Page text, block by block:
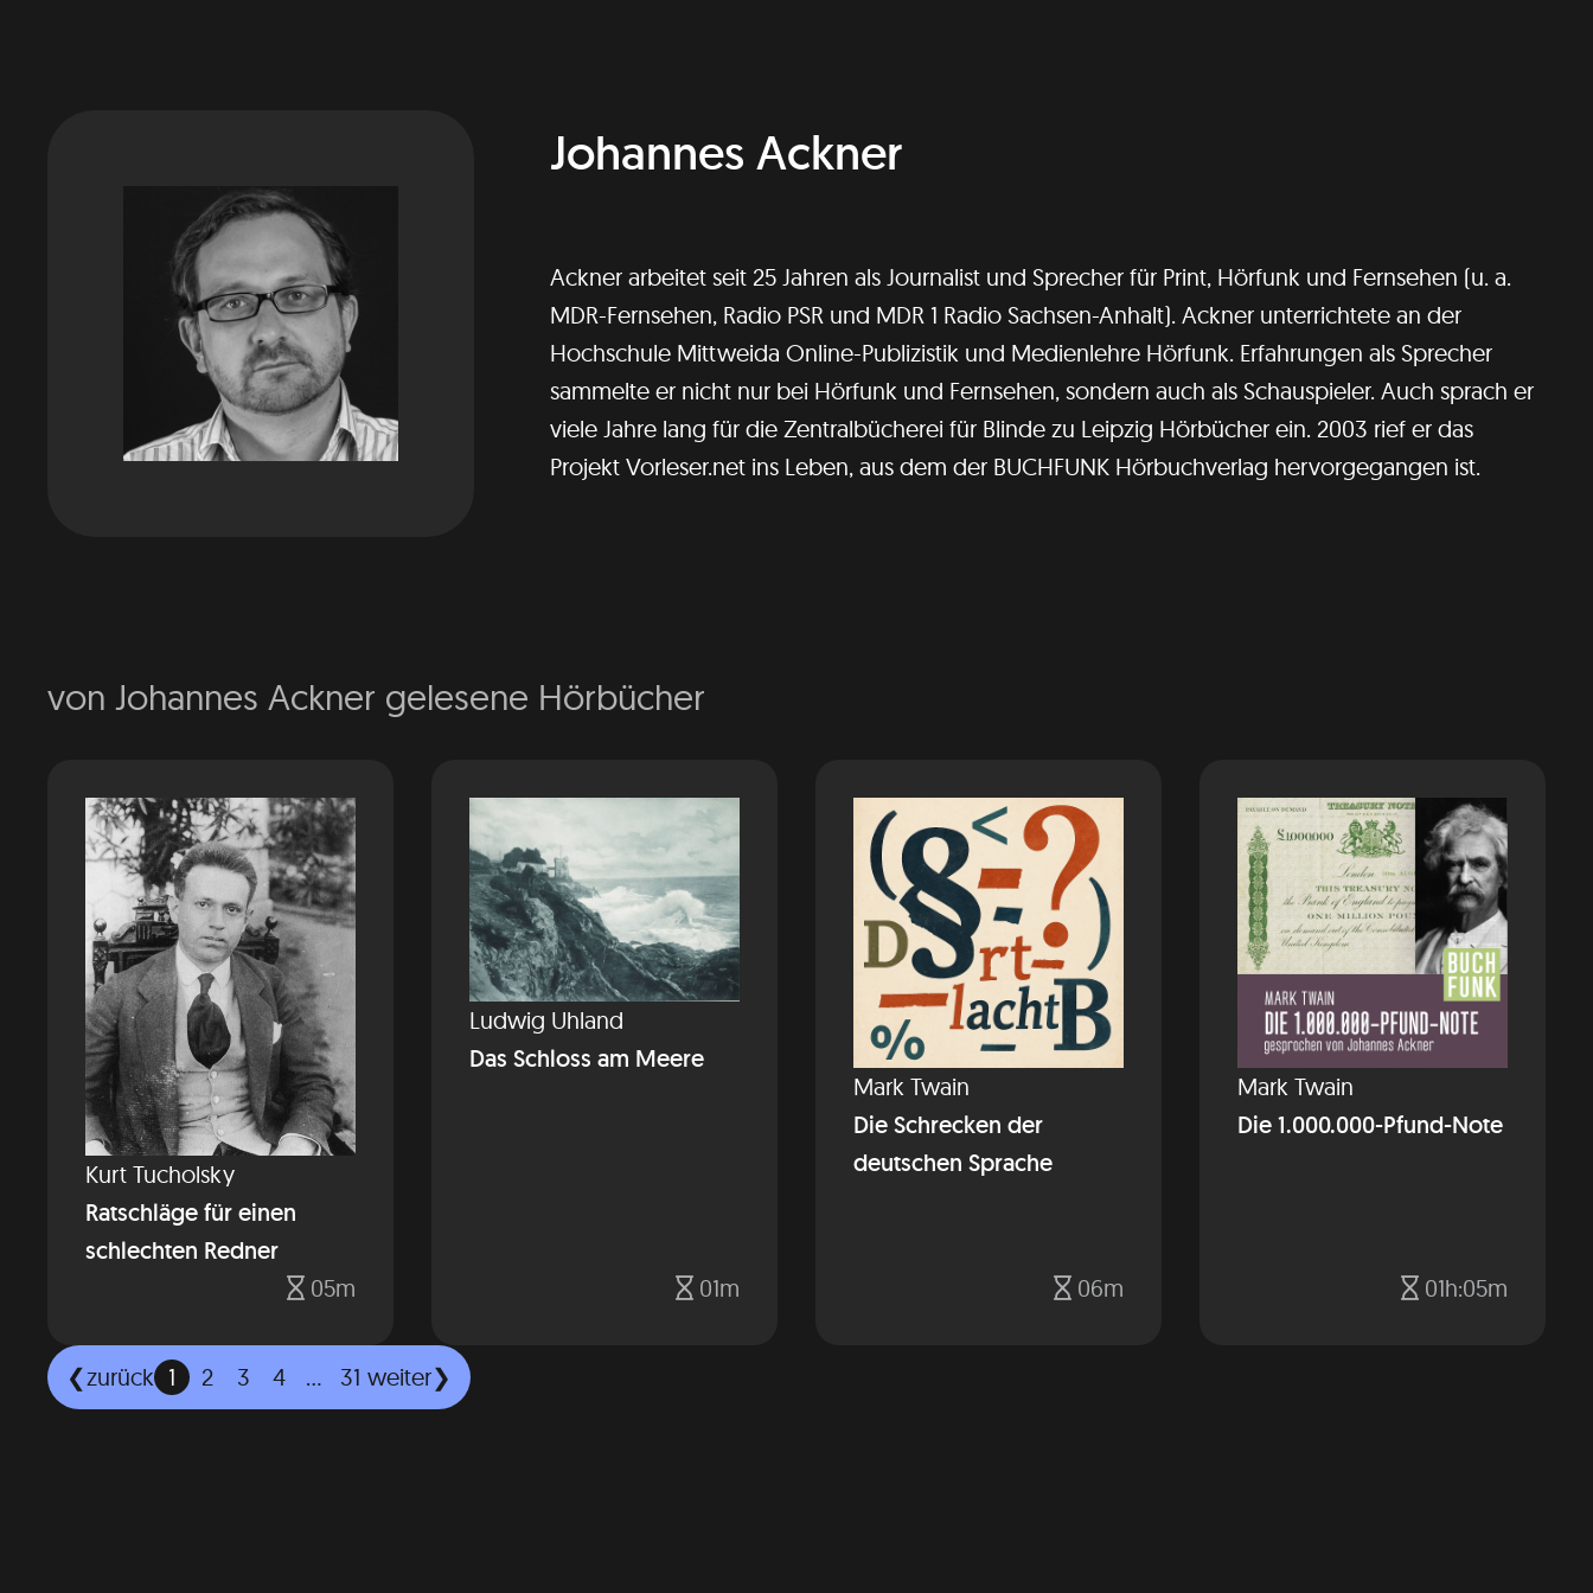
Johannes Ackner
Ackner arbeitet seit 25 Jahren als Journalist und Sprecher für Print, Hörfunk und Fernsehen (u. a.
MDR-Fernsehen, Radio PSR und MDR 1 Radio Sachsen-Anhalt). Ackner unterrichtete an der
Hochschule Mittweida Online-Publizistik und Medienlehre Hörfunk. Erfahrungen als Sprecher
sammelte er nicht nur bei Hörfunk und Fernsehen, sondern auch als Schauspieler. Auch sprach er
viele Jahre lang für die Zentralbücherei für Blinde zu Leipzig Hörbücher ein. 2003 rief er das
Projekt Vorleser.net ins Leben, aus dem der BUCHFUNK Hörbuchverlag hervorgegangen ist.
von Johannes Ackner gelesene Hörbücher
Ratschläge für einen
schlechten Redner
Kurt Tucholsky
05m
Das Schloss am Meere
Ludwig Uhland
01m
Die Schrecken der
deutschen Sprache
Mark Twain
06m
Die 1.000.000-Pfund-Note
Mark Twain
01h:05m
zurück 1 2 3 4 ... 31 weiter